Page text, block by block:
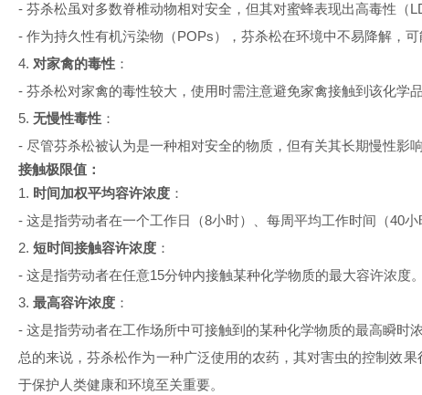
- 芬杀松虽对多数脊椎动物相对安全，但其对蜜蜂表现出高毒性（
- 作为持久性有机污染物（POPs），芬杀松在环境中不易降解，
4. 对家禽的毒性 ：
- 芬杀松对家禽的毒性较大，使用时需注意避免家禽接触到该化学
5. 无慢性毒性 ：
- 尽管芬杀松被认为是一种相对安全的物质，但有关其长期慢性影
接触极限值：
1. 时间加权平均容许浓度 ：
- 这是指劳动者在一个工作日（8小时）、每周平均工作时间（40小
2. 短时间接触容许浓度 ：
- 这是指劳动者在任意15分钟内接触某种化学物质的最大容许浓度
3. 最高容许浓度 ：
- 这是指劳动者在工作场所中可接触到的某种化学物质的最高瞬时
总的来说，芬杀松作为一种广泛使用的农药，其对害虫的控制效
于保护人类健康和环境至关重要。